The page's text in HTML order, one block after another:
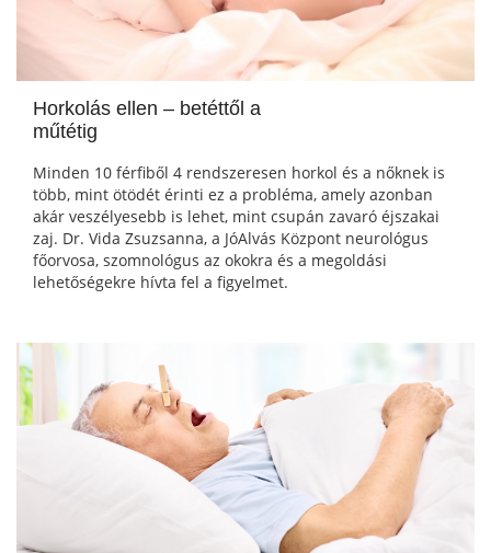
Horkolás ellen – betéttől a
műtétig
Minden 10 férfiből 4 rendszeresen horkol és a nőknek is
több, mint ötödét érinti ez a probléma, amely azonban
akár veszélyesebb is lehet, mint csupán zavaró éjszakai
zaj. Dr. Vida Zsuzsanna, a JóAlvás Központ neurológus
főorvosa, szomnológus az okokra és a megoldási
lehetőségekre hívta fel a figyelmet.